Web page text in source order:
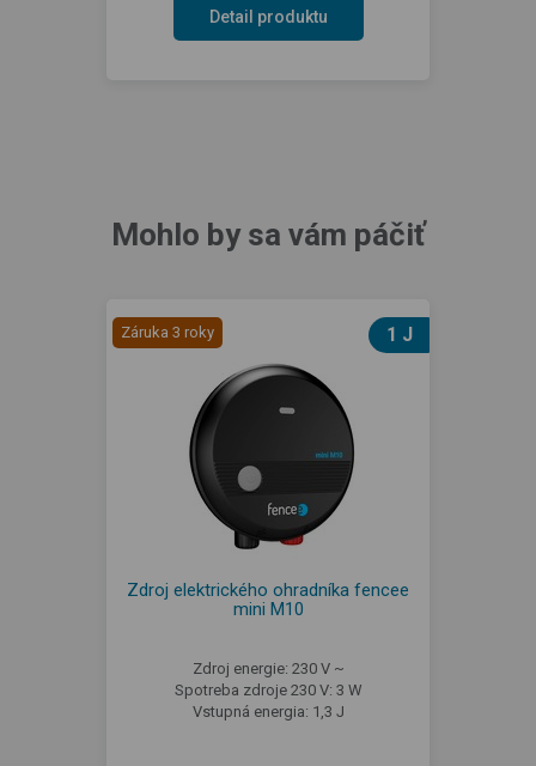
Detail produktu
Mohlo by sa vám páčiť
Záruka 3 roky 1 J
Zdroj elektrického ohradníka fencee
mini M10
Zdroj energie: 230 V ~
Spotreba zdroje 230 V: 3 W
Vstupná energia: 1,3 J